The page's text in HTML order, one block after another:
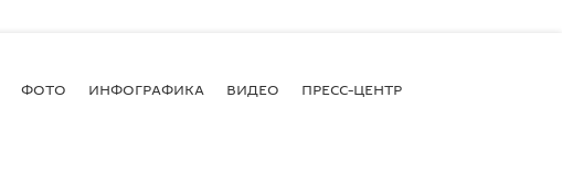
ФОТО ИНФОГРАФИКА ВИДЕО ПРЕСС-ЦЕНТР